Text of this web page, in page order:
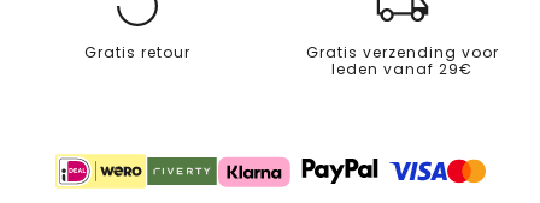
Gratis retour
Gratis verzending voor
leden vanaf 29€